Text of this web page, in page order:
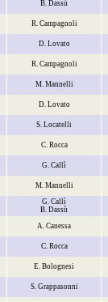
B. Dassù
R. Campagnoli
D. Lovato
R. Campagnoli
M. Mannelli
D. Lovato
S. Locatelli
C. Rocca
G. Callì
M. Mannelli
G. Callì
B. Dassù
A. Canessa
C. Rocca
E. Bolognesi
S. Grappasonni